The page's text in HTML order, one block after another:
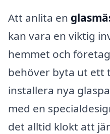
Att anlita en
kan vara en viktig
hemmet och
behöver byta ut ett
installera nya
med en
det alltid klokt att